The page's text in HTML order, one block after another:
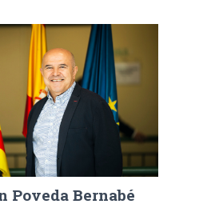
Poveda Bernabé